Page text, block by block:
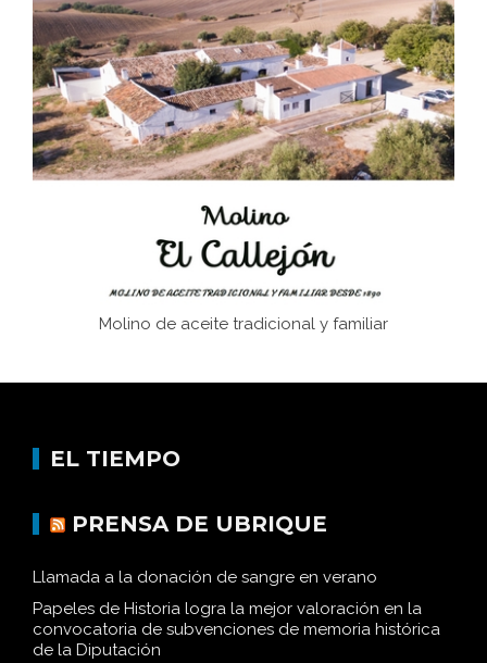
El Frente Popular. Ubrique, febrero-julio 1936
Juntar las letras. La alfabetización en el campo: del
afán de saber a la autogestión
Historia y vivencias del poblado de Los Hurones
Molino de aceite tradicional y familiar
EL TIEMPO
PRENSA DE UBRIQUE
Llamada a la donación de sangre en verano
Papeles de Historia logra la mejor valoración en la
convocatoria de subvenciones de memoria histórica
de la Diputación